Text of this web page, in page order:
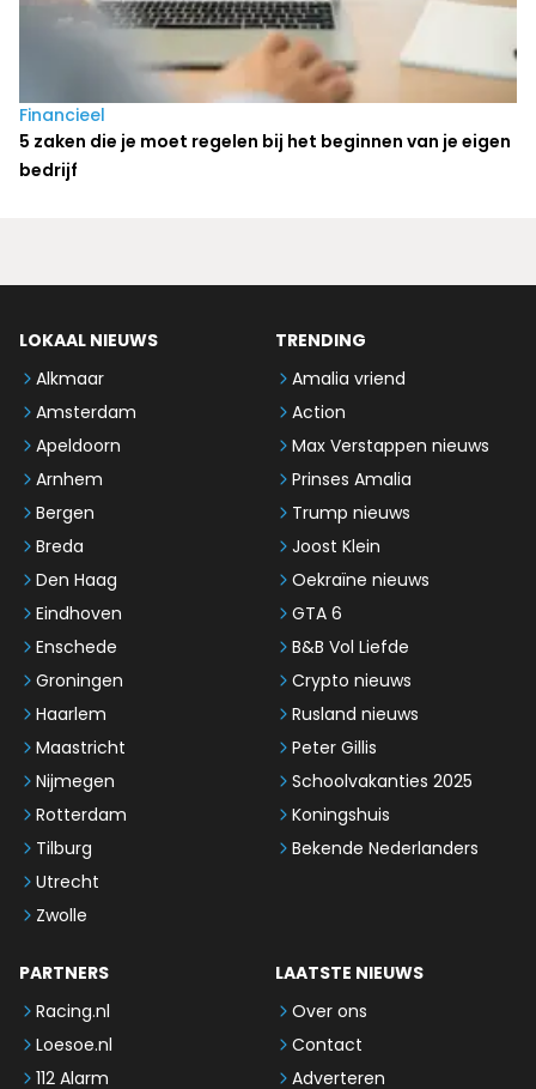
Financieel
5 zaken die je moet regelen bij het beginnen van je eigen
bedrijf
LOKAAL NIEUWS
Alkmaar
Amsterdam
Apeldoorn
Arnhem
Bergen
Breda
Den Haag
Eindhoven
Enschede
Groningen
Haarlem
Maastricht
Nijmegen
Rotterdam
Tilburg
Utrecht
Zwolle
TRENDING
Amalia vriend
Action
Max Verstappen nieuws
Prinses Amalia
Trump nieuws
Joost Klein
Oekraïne nieuws
GTA 6
B&B Vol Liefde
Crypto nieuws
Rusland nieuws
Peter Gillis
Schoolvakanties 2025
Koningshuis
Bekende Nederlanders
PARTNERS
Racing.nl
Loesoe.nl
112 Alarm
LAATSTE NIEUWS
Over ons
Contact
Adverteren